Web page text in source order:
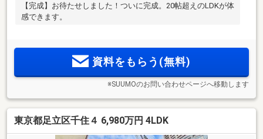
【完成】お待たせしました！ついに完成。20帖超えのLDKが体
感できます。
資料をもらう(無料)
※SUUMOのお問い合わせページへ移動します
東京都足立区千住４ 6,980万円 4LDK